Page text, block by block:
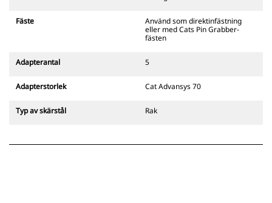
311–352 och alla hjulburna
grävmaskiner. Fästen för
Tillbehör som är kompatibla med
använder det fasta
anpassade redskapsfästen har ett
CW-anpassade redskapsfästen
Fäste
Använd som direktinfästning
eller med Cats Pin Grabber-
fästen
Adapterantal 5
Adapterstorlek Cat Advansys 70
Typ av skärstål Rak